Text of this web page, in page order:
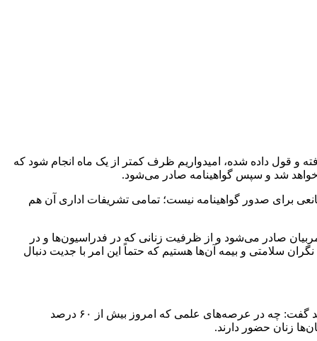
و قول داده شده، امیدواریم ظرف کمتر از یک ماه انجام شود که
خواهد شد و سپس گواهینامه صادر می‌شود.
گفت: هیچ مانعی برای صدور گواهینامه نیست؛ تمامی تشریفات اداری آن هم
صادر می‌شود و از ظرفیت زنانی که در فدراسیون‌ها و در
سلامتی و بیمه‌ آن‌ها هستیم که حتماً این امر با جدیت دنبال
بهروزآذر با بیان اینکه زنان اثبات کردند که می‌توانند دو بال پرواز ایران اسلامی باشند و دوشادوش مردان در همه عرصه‌ها حضور داشته باشند گفت: چه در عرصه‌های علمی که امروز بیش از ۶۰ درصد
زنان حضور دارند.